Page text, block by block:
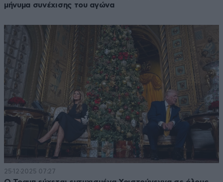
μήνυμα συνέχισης του αγώνα
25·12·2025 07:27